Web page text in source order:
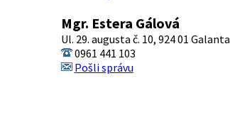
Mgr. Estera Gálová
Ul. 29. augusta č. 10, 924 01 Galanta
0961 441 103
Pošli správu